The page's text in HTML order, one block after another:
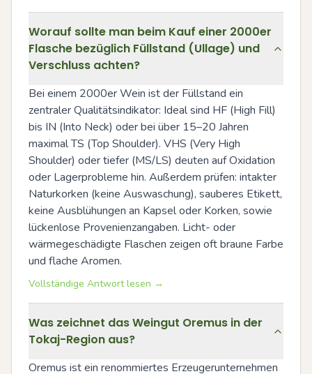
Worauf sollte man beim Kauf einer 2000er
Flasche bezüglich Füllstand (Ullage) und
Verschluss achten?
Bei einem 2000er Wein ist der Füllstand ein
zentraler Qualitätsindikator: Ideal sind HF (High Fill)
bis IN (Into Neck) oder bei über 15–20 Jahren
maximal TS (Top Shoulder). VHS (Very High
Shoulder) oder tiefer (MS/LS) deuten auf Oxidation
oder Lagerprobleme hin. Außerdem prüfen: intakter
Naturkorken (keine Auswaschung), sauberes Etikett,
keine Ausblühungen an Kapsel oder Korken, sowie
lückenlose Provenienzangaben. Licht- oder
wärmegeschädigte Flaschen zeigen oft braune Farbe
und flache Aromen.
Vollständige Antwort lesen →
Was zeichnet das Weingut Oremus in der
Tokaj-Region aus?
Oremus ist ein renommiertes Erzeugerunternehmen